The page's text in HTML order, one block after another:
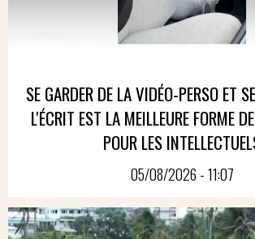
SE GARDER DE LA VIDÉO-PERSO ET
L'ÉCRIT EST LA MEILLEURE FORME
POUR LES
05/08/2026 - 11:07